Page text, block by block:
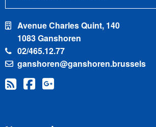
Avenue Charles Quint, 140
1083 Ganshoren
02/465.12.77
ganshoren@ganshoren.brussels